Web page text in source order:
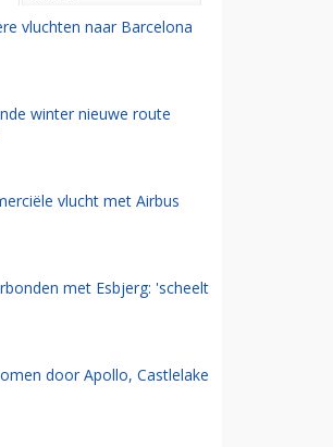
vluchten naar Barcelona
winter nieuwe route
vlucht met Airbus
met Esbjerg: 'scheelt
door Apollo, Castlelake